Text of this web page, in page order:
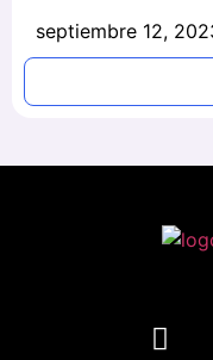
septiembre 12,